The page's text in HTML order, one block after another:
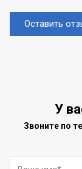
Оставить
У
Звоните по